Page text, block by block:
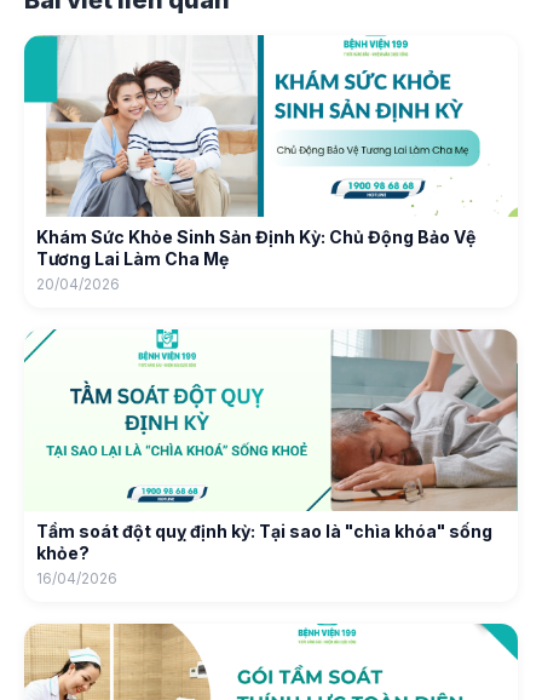
Khám Sức Khỏe Sinh Sản Định Kỳ: Chủ Động Bảo Vệ
Tương Lai Làm Cha Mẹ
20/04/2026
Tầm soát đột quỵ định kỳ: Tại sao là "chìa khóa" sống
khỏe?
16/04/2026